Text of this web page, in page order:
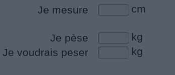
Je mesure cm
Je pèse
kg
Je voudrais peser
kg